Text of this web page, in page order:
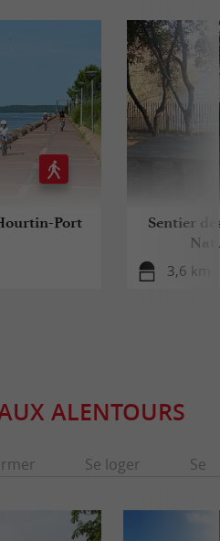
Port
Sentier
3,6 km
ALENTOURS
Se loger Se